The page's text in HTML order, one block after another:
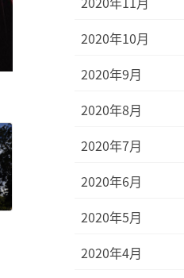
2020年10月
2020年9月
2020年8月
2020年7月
2020年6月
2020年5月
2020年4月